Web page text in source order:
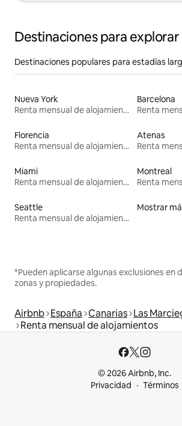
Destinaciones para explorar
Destinaciones populares para estadías
Nueva York
Renta mensual de alojamientos
Barcelona
Florencia
Renta mensual de alojamientos
Atenas
Miami
Renta mensual de alojamientos
Montreal
Seattle
Renta mensual de alojamientos
Mostrar
*Pueden aplicarse algunas exclusiones en
zonas y propiedades.
Airbnb España Canarias Las
Renta mensual de alojamientos
© 2026 Airbnb, Inc.
Privacidad
Términos